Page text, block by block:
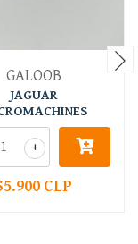
GALOOB
JAGUAR
+
CLP